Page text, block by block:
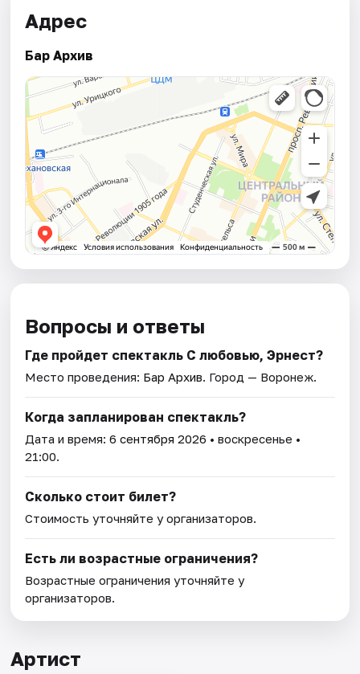
Адрес
Бар Архив
Вопросы и ответы
Где пройдет спектакль С любовью, Эрнест?
Место проведения: Бар Архив. Город — Воронеж.
Когда запланирован спектакль?
Дата и время:6 сентября 2026 • воскресенье •
21:00.
Сколько стоит билет?
Стоимость уточняйте у организаторов.
Есть ли возрастные ограничения?
Возрастные ограничения уточняйте у
организаторов.
Артист